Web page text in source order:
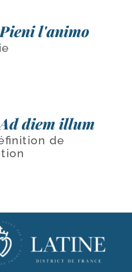
Pieni l'animo
Ad diem illum
de